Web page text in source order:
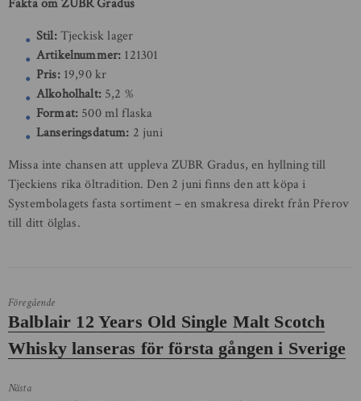
Fakta om ZUBR Gradus
Stil:Tjeckisk lager
Artikelnummer: 121301
Pris:19,90 kr
Alkoholhalt:5,2 %
Format: 500 ml flaska
Lanseringsdatum: 2 juni
Missa inte chansen att uppleva ZUBR Gradus, en hyllning till
Tjeckiens rika öltradition. Den 2 juni finns den att köpa i
Systembolagets fasta sortiment – en smakresa direkt från Přerov
till ditt ölglas.
Föregående
Föregående
inlägg:
Balblair 12 Years Old Single Malt Scotch
Whisky lanseras för första gången i Sverige
Nästa